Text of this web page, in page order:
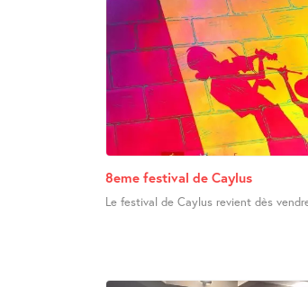
8eme festival de Caylus
Le festival de Caylus revient dès